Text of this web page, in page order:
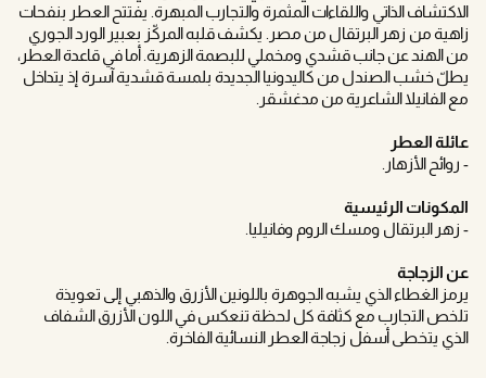
الاكتشاف الذاتي واللقاءات المثمرة والتجارب المبهرة. يفتتح العطر بنفحات
زاهية من زهر البرتقال من مصر. يكشف قلبه المركّز بعبير الورد الجوري
من الهند عن جانب قشدي ومخملي للبصمة الزهرية. أما في قاعدة العطر،
يطلّ خشب الصندل من كاليدونيا الجديدة بلمسة قشدية آسرة إذ يتداخل
مع الفانيلا الشاعرية من مدغشقر.
عائلة العطر
- روائح الأزهار.
المكونات الرئيسية
- زهر البرتقال ومسك الروم وفانيليا.
عن الزجاجة
يرمز الغطاء الذي يشبه الجوهرة باللونين الأزرق والذهبي إلى تعويذة
تلخص التجارب مع كثافة كل لحظة تنعكس في اللون الأزرق الشفاف
الذي يتخطى أسفل زجاجة العطر النسائية الفاخرة.